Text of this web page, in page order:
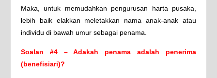
Maka, untuk memudahkan pengurusan harta pusaka,
lebih baik elakkan meletakkan nama anak-anak atau
individu di bawah umur sebagai penama.
Soalan #4 – Adakah penama adalah penerima
(benefisiari)?